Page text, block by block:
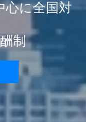
心に全国対
制